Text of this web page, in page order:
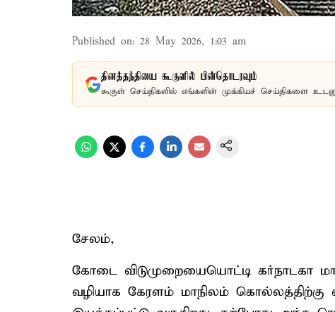
Published on: 28 May 2026, 1:03 am
தினத்தந்தியை கூகுளில் பின்தொடரவும்
கூகுள் செய்திகளில் எங்களின் முக்கியச் செய்திகளை
சேலம்,
கோடை விடுமுறையையொட்டி கர்நாடகா
வழியாக கேரளம் மாநிலம் கொல்லத்திற்கு